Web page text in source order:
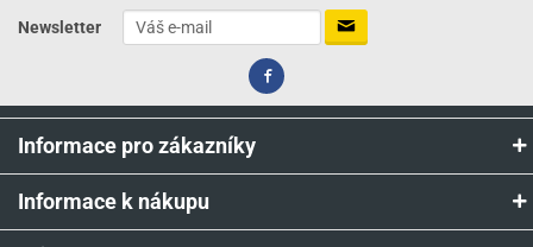
Newsletter
Informace pro zákazníky
Informace k nákupu